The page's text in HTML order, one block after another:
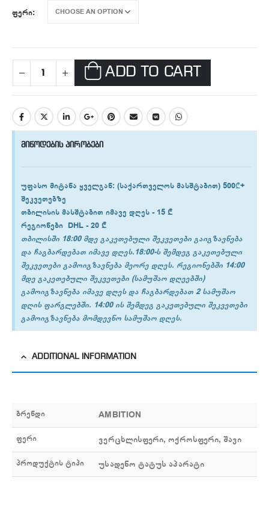
ᲤᲔᲠᲘ
ADD TO CART
მიწოდების პირობები
უფასო მიტანა ყველგან: (საქართველოს მასშტაბით) 500₾+
შეკვეთებზე
თბილისის მასშტაბით იმავე დღეს -15 ₾
რეგიონები DHL -20 ₾
თბილისში 18:00 მდე გაკეთებული შეკვეთები გაიგზავნება
და ჩაგბარდებათ იმავე დღეს.18:00-ს შემდეგ გაკეთებული
შეკვეთები გამოიგზავნება მეორე დღეს. რეგიონებში 14:00
მდე გაკეთებული შეკვეთები (სამუშაო დღეებში)
გამოიგზავნება იმავე დღეს და ჩაგბარდებათ 2 სამუშაო
დღის ფარგლებში. 14:00 ის შემდეგ გაკეთებული შეკვეთები
გამოიგზავნება მომდევნო სამუშაო დღეს.
ADDITIONAL INFORMATION
ბრენდი AMBITION
ფერი ვერცხლისფერი, ოქროსფერი, შავი
პროდუქტის ტიპი უსადენო ტატუს აპარატი